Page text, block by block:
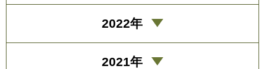
2022年
2021年